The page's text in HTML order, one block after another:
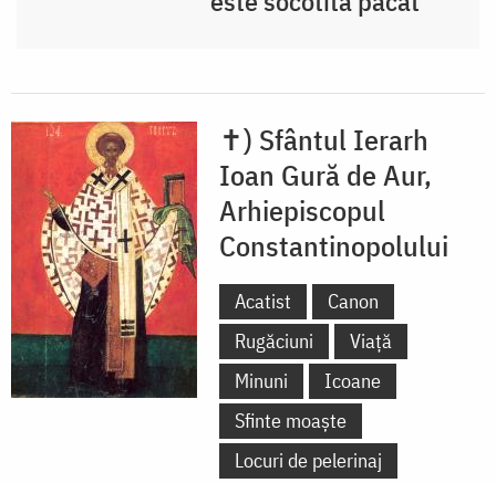
✝) Sfântul Ierarh
Ioan Gură de Aur,
Arhiepiscopul
Constantinopolului
Acatist
Canon
Rugăciuni
Viață
Minuni
Icoane
Sfinte moaște
Locuri de pelerinaj